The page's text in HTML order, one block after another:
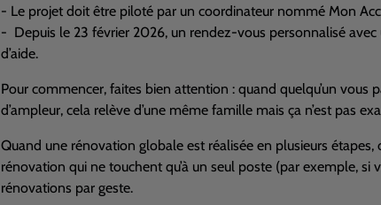
- Le projet doit être piloté par un coordinateur nommé Mon
- Depuis le 23 février 2026, un rendez-vous personnalisé avec
d’aide.
Pour commencer, faites bien attention : quand quelqu’un
d’ampleur, cela relève d’une même famille mais ça n’est pas
Quand une rénovation globale est réalisée en plusieurs étapes,
rénovation qui ne touchent qu’à un seul poste (par exemple, si
rénovations par geste.